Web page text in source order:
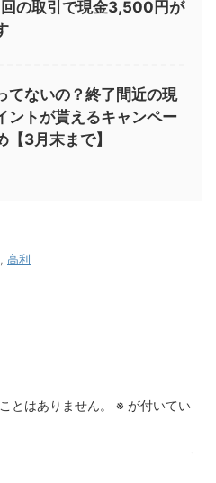
回の取引で現金3,500円が
てないの？終了間近の現
ントが貰えるキャンペー
【3月末まで】
高利
とはありません。 ※ が付いてい